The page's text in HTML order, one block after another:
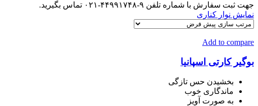
جهت ثبت سفارش با شماره تلفن ۹-۴۴۹۹۱۷۴۸-۰۲۱ تماس بگیرید.
نمایش نوار کناری
Add to compare
بوگیر کارتی اسپانیا
بخشیدن حس تازگی
ماندگاری خوب
به صورت آویز